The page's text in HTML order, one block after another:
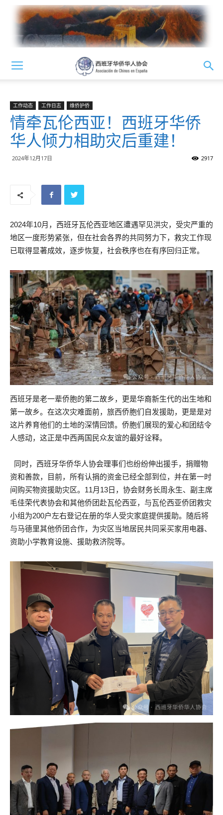
工作动态 工作日志 维侨护侨
情牵瓦伦西亚！西班牙华侨
华人倾力相助灾后重建！
2024年12月17日 2917
2024年10月，西班牙瓦伦西亚地区遭遇罕见洪灾，受灾严重的
地区一度形势紧张，但在社会各界的共同努力下，救灾工作现
已取得显著成效，逐步恢复，社会秩序也在有序回归正常。
西班牙是老一辈侨胞的第二故乡，更是华裔新生代的出生地和
第一故乡。在这次灾难面前，旅西侨胞们自发援助，更是是对
这片养育他们的土地的深情回馈。侨胞们展现的爱心和团结令
人感动，这正是中西两国民众友谊的最好诠释。
同时，西班牙华侨华人协会理事们也纷纷伸出援手，捐赠物
资和善款，目前，所有认捐的资金已经全部到位，并在第一时
间购买物资援助灾区。11月13日，协会财务长周永生、副主席
毛佳荣代表协会和其他侨团赴瓦伦西亚，与瓦伦西亚侨团救灾
小组为200户左右登记在册的华人受灾家庭提供援助。随后将
与马德里其他侨团合作，为灾区当地居民共同采买家用电器、
资助小学教育设施、援助救济院等。